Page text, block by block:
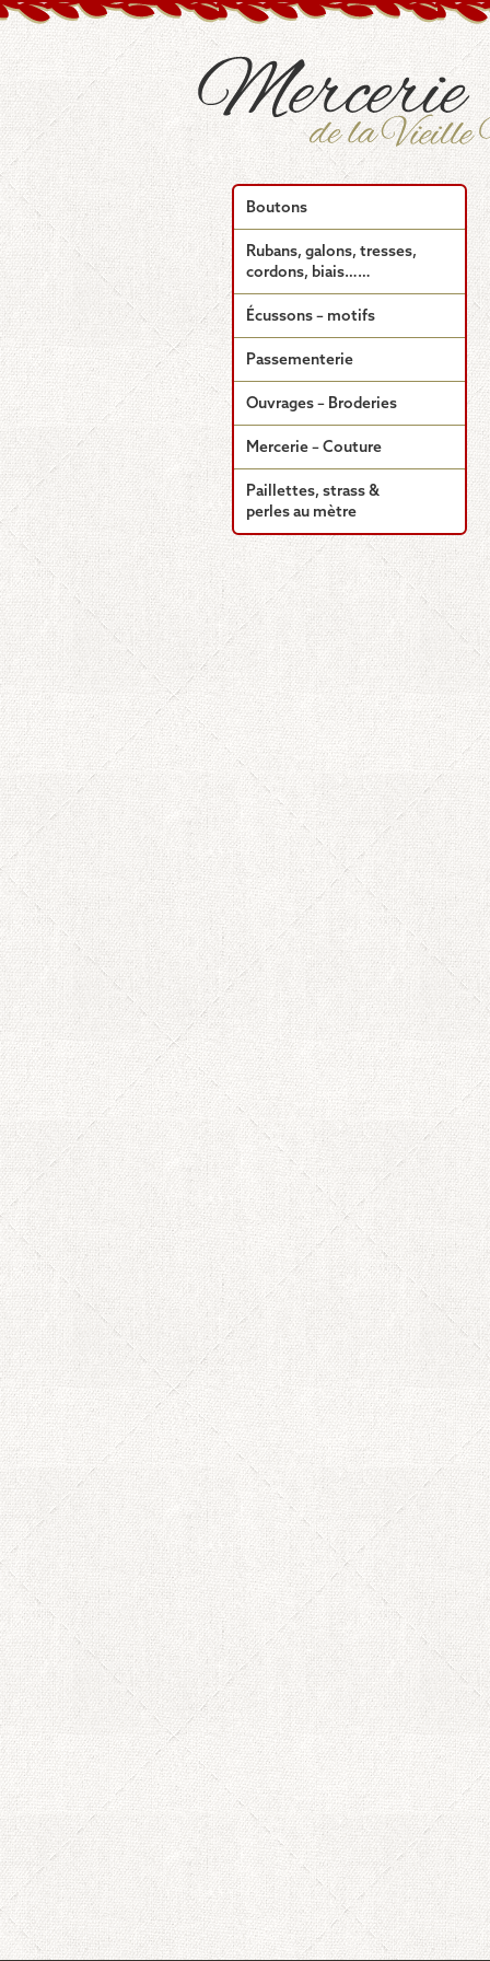
Boutons
Rubans, galons, tresses,
cordons, biais……
Écussons – motifs
Passementerie
Ouvrages – Broderies
Mercerie – Couture
Paillettes, strass &
perles au mètre